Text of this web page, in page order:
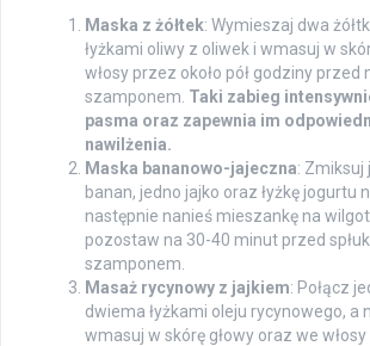
Maska z żółtek: Wymieszaj dwa
łyżkami oliwy z oliwek i wmasuj w
włosy przez około pół godziny przed
szamponem. Taki zabieg
pasma oraz zapewnia im
nawilżenia.
Maska bananowo-jajeczna: Zmiksuj
banan, jedno jajko oraz łyżkę jogurtu
następnie nanieś mieszankę na
pozostaw na 30-40 minut przed
szamponem.
Masaż rycynowy z jajkiem: Połącz
dwiema łyżkami oleju rycynowego, a
wmasuj w skórę głowy oraz we